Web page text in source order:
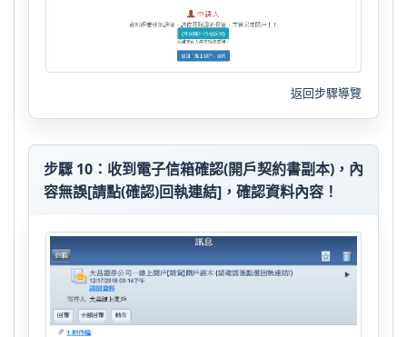
返回步驟導覽
步驟 10：收到電子信箱確認(開戶契約書副本)，內
容無誤[請點(確認)回執連結]，確認資料內容！